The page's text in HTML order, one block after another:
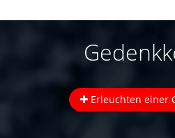
Erleuchten einer